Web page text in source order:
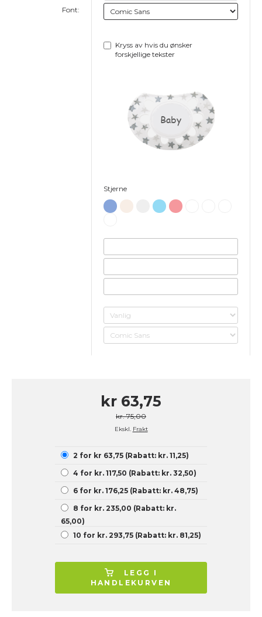
Font:
Kryss av hvis du ønsker
forskjellige tekster
Baby
Stjerne
kr 63,75
kr. 75,00
Ekskl. Frakt
2 for kr 63,75 (Rabatt: kr. 11,25)
4 for kr. 117,50 (Rabatt: kr. 32,50)
6 for kr. 176,25 (Rabatt: kr. 48,75)
8 for kr. 235,00 (Rabatt: kr.
65,00)
10 for kr. 293,75 (Rabatt: kr. 81,25)
LEGG I
HANDLEKURVEN